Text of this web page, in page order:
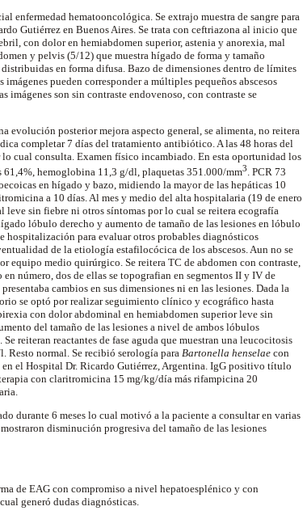
enfermedad hematooncológica . Se extrajo muestra de sangre para
Gutiérrez en Buenos Aires. Se trata con ceftriazona al inicio que
con dolor en hemiabdomen superior, astenia y anorexia, mal
y pelvis (5/12) que muestra hígado de forma y tamaño
distribuidas en forma difusa. Bazo de dimensiones dentro de límites
pueden corresponder a múltiples pequeños abscesos
imágenes son sin contraste endovenoso , con contraste se
evolución posterior mejora aspecto general, se alimenta, no reitera
completar 7 días del tratamiento antibiótico. A las 48 horas del
cual consulta. Examen físico incambiado. En esta oportunidad los
61,4%, hemoglobina 11,3 g/dl, plaquetas 351.000/mm3. PCR 73
en hígado y bazo, midiendo la mayor de las hepáticas 10
a 10 días. Al mes y medio del alta hospitalaria (19 de enero
sin fiebre ni otros síntomas por lo cual se reitera ecografía
lóbulo derecho y aumento de tamaño de las lesiones en lóbulo
hospitalización para evaluar otros probables diagnósticos
de la etiología estafilocócica de los abscesos. Aun no se
equipo medio quirúrgico. Se reitera TC de abdomen con contraste,
número, dos de ellas se topografian en segmentos II y IV de
cambios en sus dimensiones ni en las lesiones. Dada la
se optó por realizar seguimiento clínico y ecográfico hasta
con dolor abdominal enhemiabdomen superior leve sin
del tamaño de las lesiones a nivel de ambos lóbulos
reiteran reactantes de fase aguda que muestran una leucocitosis
Resto normal. Se recibió serología paraBartonella henselae con
el Hospital Dr. Ricardo Gutiérrez, Argentina. IgG positivo título
con claritromicina 15 mg/kg/día más rifampicina 20
durante 6 meses lo cual motivó a la paciente a consultar en varias
disminución progresiva del tamaño de las lesiones
de EAG con compromiso a nivel hepatoesplénico y con
generó dudas diagnósticas.